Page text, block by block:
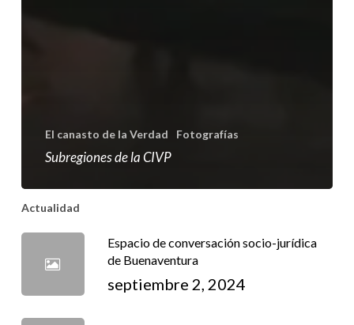
El canasto de la Verdad Fotografías
Subregiones de la CIVP
Actualidad
Espacio de conversación socio-jurídica
de Buenaventura
septiembre 2, 2024